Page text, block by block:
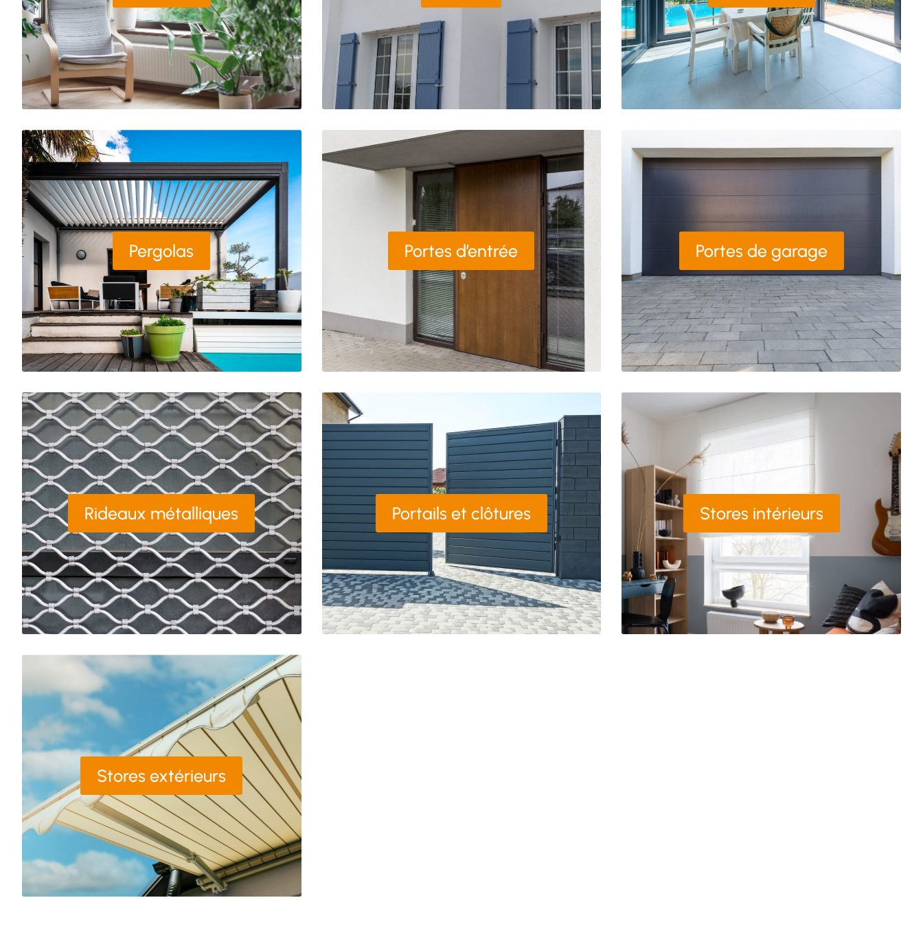
Pergolas Portes d’entrée Portes de garage
Rideaux métalliques Portails et clôtures Stores intérieurs
Stores extérieurs